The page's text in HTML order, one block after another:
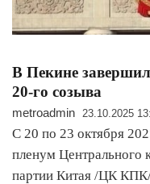
В Пекине
20-го созыва
metroadmin 23.10.2025
С 20 по 23 октября
пленум Центрального
партии Китая /ЦК